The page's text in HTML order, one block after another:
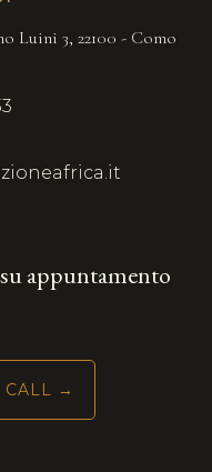
Luini 3, 22100 - Como
appuntamento
CALL →